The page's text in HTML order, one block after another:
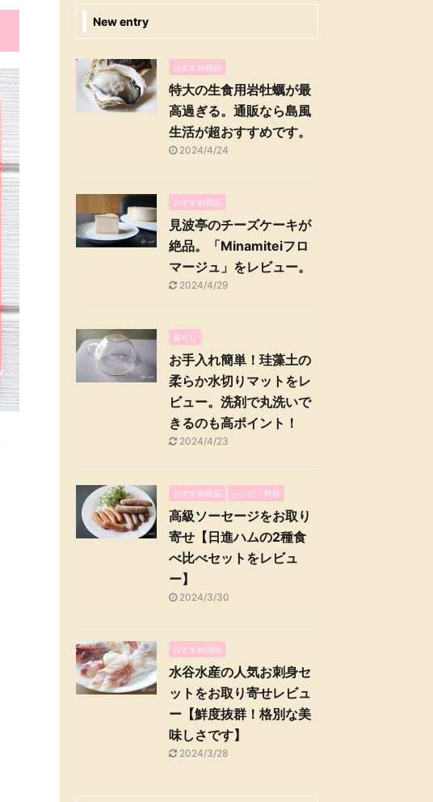
New entry
おすすめ商品
特大の生食用岩牡蠣が最
高過ぎる。通販なら島風
生活が超おすすめです。
2024/4/24
おすすめ商品
見波亭のチーズケーキが
絶品。「Minamiteiフロ
マージュ」をレビュー。
2024/4/29
暮らし
お手入れ簡単！珪藻土の
柔らか水切りマットをレ
ビュー。洗剤で丸洗いで
きるのも高ポイント！
2024/4/23
おすすめ商品 レシピ・料理
高級ソーセージをお取り
寄せ【日進ハムの2種食
べ比べセットをレビュ
ー】
2024/3/30
おすすめ商品
水谷水産の人気お刺身セ
ットをお取り寄せレビュ
ー【鮮度抜群！格別な美
味しさです】
2024/3/28